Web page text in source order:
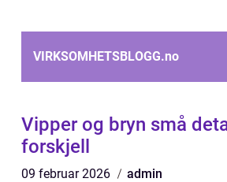
VIRKSOMHETSBLOGG.no
Vipper og bryn små
forskjell
09 februar 2026 admin